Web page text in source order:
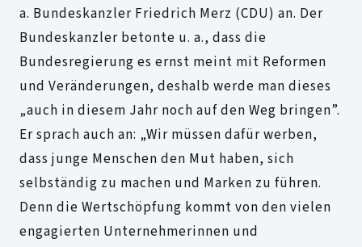
a. Bundeskanzler Friedrich Merz (CDU) an. Der
Bundeskanzler betonte u. a., dass die
Bundesregierung es ernst meint mit Reformen
und Veränderungen, deshalb werde man dieses
„auch in diesem Jahr noch auf den Weg bringen”.
Er sprach auch an: „Wir müssen dafür werben,
dass junge Menschen den Mut haben, sich
selbständig zu machen und Marken zu führen.
Denn die Wertschöpfung kommt von den vielen
engagierten Unternehmerinnen und